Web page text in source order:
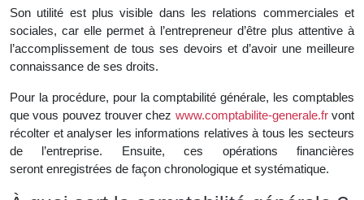
Son utilité est plus visible dans les relations commerciales et
sociales, car elle permet à l’entrepreneur d’être plus attentive à
l’accomplissement de tous ses devoirs et d’avoir une meilleure
connaissance de ses droits.
Pour la procédure, pour la comptabilité générale, les comptables
que vous pouvez trouver chez www.comptabilite-generale.frvont
récolter et analyser les informations relatives à tous les secteurs
de l’entreprise. Ensuite, ces opérations financières
seront enregistrées de façon chronologique et systématique.